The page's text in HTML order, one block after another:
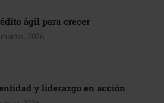
ágil para crecer
marzo, 2026
y liderazgo en acción